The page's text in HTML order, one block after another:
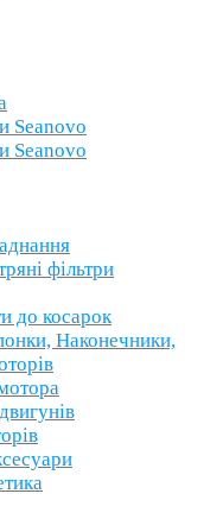
Seanovo
Seanovo
фільтри
до косарок
Наконечники,